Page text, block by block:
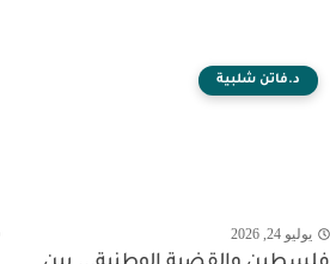
د.فاتن شلبية
يوليو 24, 2026